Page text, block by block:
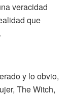
veracidad
que
y lo obvio,
TheWitch,